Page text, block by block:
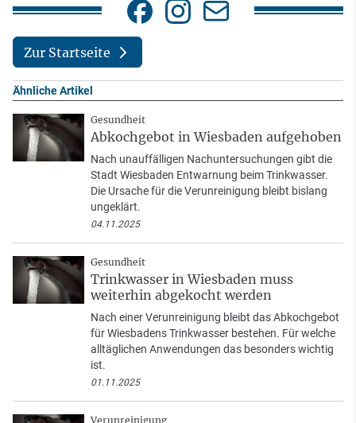
Zur Startseite
Ähnliche Artikel
Gesundheit
Abkochgebot in Wiesbaden aufgehoben
Nach unauffälligen Nachuntersuchungen gibt die
Stadt Wiesbaden Entwarnung beim Trinkwasser.
Die Ursache für die Verunreinigung bleibt bislang
ungeklärt.
04.11.2025
Gesundheit
Trinkwasser in Wiesbaden muss
weiterhin abgekocht werden
Nach einer Verunreinigung bleibt das Abkochgebot
für Wiesbadens Trinkwasser bestehen. Für welche
alltäglichen Anwendungen das besonders wichtig
ist.
01.11.2025
Verunreinigung